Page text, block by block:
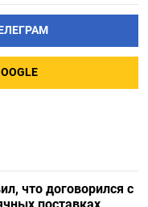
что договорился с